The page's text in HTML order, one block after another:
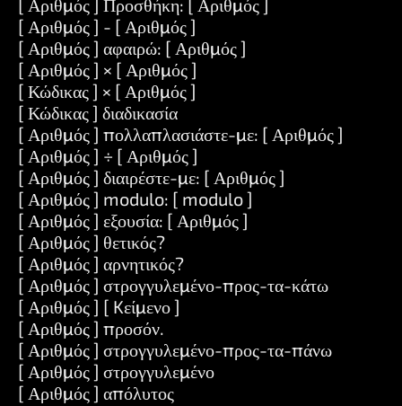
[ Αριθμός ] Προσθήκη: [ Αριθμός ]
[ Αριθμός ] - [ Αριθμός ]
[ Αριθμός ] αφαιρώ: [ Αριθμός ]
[ Αριθμός ] × [ Αριθμός ]
[ Κώδικας ] × [ Αριθμός ]
[ Κώδικας ] διαδικασία
[ Αριθμός ] πολλαπλασιάστε-με: [ Αριθμός ]
[ Αριθμός ] ÷ [ Αριθμός ]
[ Αριθμός ] διαιρέστε-με: [ Αριθμός ]
[ Αριθμός ] modulo: [ modulo ]
[ Αριθμός ] εξουσία: [ Αριθμός ]
[ Αριθμός ] θετικός?
[ Αριθμός ] αρνητικός?
[ Αριθμός ] στρογγυλεμένο-προς-τα-κάτω
[ Αριθμός ] [ Kείμενο ]
[ Αριθμός ] προσόν.
[ Αριθμός ] στρογγυλεμένο-προς-τα-πάνω
[ Αριθμός ] στρογγυλεμένο
[ Αριθμός ] απόλυτος